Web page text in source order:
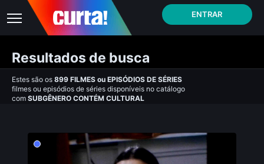
ENTRAR
Resultados de busca
Estes são os 899 FILMES ou EPISÓDIOS DE SÉRIES
filmes ou episódios de séries disponíveis no catálogo
com SUBGÊNERO CONTÉM CULTURAL